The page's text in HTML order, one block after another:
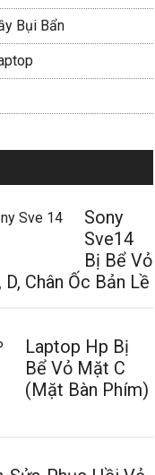
Bụi Bẩn
Sony
Sve14
Bị Bể Vỏ
Chân Ốc Bản Lề
Laptop Hp Bị
Bể Vỏ Mặt C
(Mặt Bàn Phím)